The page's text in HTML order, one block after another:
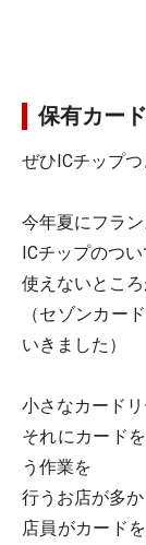
保有カー
ぜひICチップつ
今年夏にフラ
ICチップのつ
使えないとこ
（セゾンカー
いきました）
小さなカード
それにカード
う作業を
行うお店が多か
店員がカード